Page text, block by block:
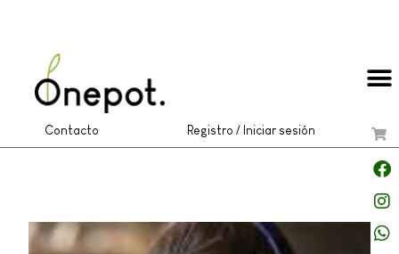
Contacto Registro / Iniciar sesión